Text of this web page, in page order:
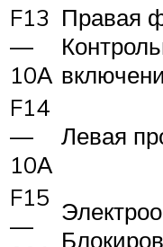
F13
—
10А
Правая
F14
—
10А
Левая
F15
—